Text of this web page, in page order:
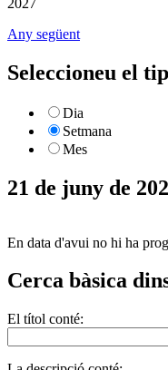
Any següent
Seleccioneu el
Dia
Setmana
Mes
21 de juny de
En data d'avui no hi ha
Cerca bàsica
El títol conté: